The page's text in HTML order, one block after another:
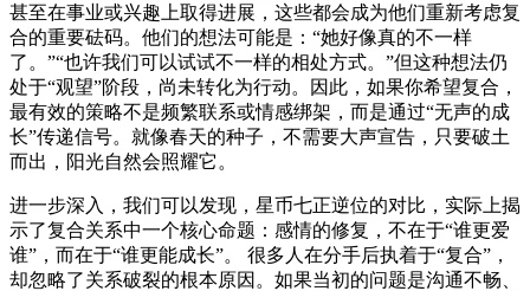
甚至在事业或兴趣上取得进展，这些都会成为他们重新考虑复
合的重要砝码。他们的想法可能是：“她好像真的不一样
了。”“也许我们可以试试不一样的相处方式。”但这种想法仍
处于“观望”阶段，尚未转化为行动。因此，如果你希望复合，
最有效的策略不是频繁联系或情感绑架，而是通过“无声的成
长”传递信号。就像春天的种子，不需要大声宣告，只要破土
而出，阳光自然会照耀它。
进一步深入，我们可以发现，星币七正逆位的对比，实际上揭
示了复合关系中一个核心命题：感情的修复，不在于“谁更爱
谁”，而在于“谁更能成长”。 很多人在分手后执着于“复合”，
却忽略了关系破裂的根本原因。如果当初的问题是沟通不畅、